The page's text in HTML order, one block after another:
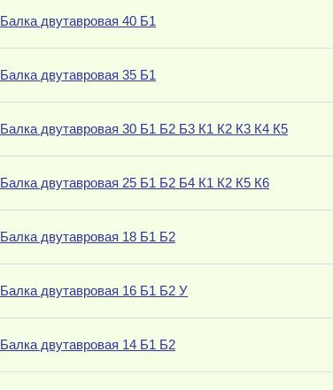
Балка двутавровая 40 Б1
Балка двутавровая 35 Б1
Балка двутавровая 30 Б1 Б2 Б3 К1 К2 К3 К4 К5
Балка двутавровая 25 Б1 Б2 Б4 К1 К2 К5 К6
Балка двутавровая 18 Б1 Б2
Балка двутавровая 16 Б1 Б2 У
Балка двутавровая 14 Б1 Б2